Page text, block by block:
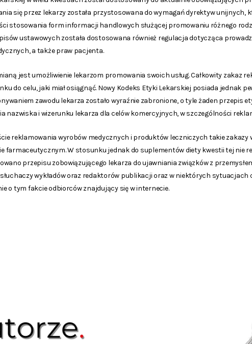
się przez lekarzy została przystosowana do wymagań dyrektyw unijnych,
stosowania form informacji handlowych służącej promowaniu różnego
ustawowych została dostosowana również regulacja dotycząca
a także praw pacjenta.
jest umożliwienie lekarzom promowania swoich usług. Całkowity zakaz
do celu, jaki miał osiągnąć. Nowy Kodeks Etyki Lekarskiej posiada jednak
zawodu lekarza zostało wyraźnie zabronione, o tyle żaden przepis
nazwiska i wizerunku lekarza dla celów komercyjnych, w szczególności
reklamowania wyrobów medycznych i produktów leczniczych takie zakazy
farmaceutycznym. W stosunku jednak do suplementów diety kwestii tej nie
przepisu zobowiązującego lekarza do ujawniania związków z
wykładów oraz redaktorów publikacji oraz w niektórych
o tym fakcie odbiorców znajdujący się w internecie.